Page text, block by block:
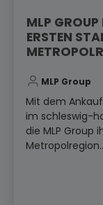
MLP
ERSTEN
MLP Group
Mit dem
im schleswig-
die MLP Group